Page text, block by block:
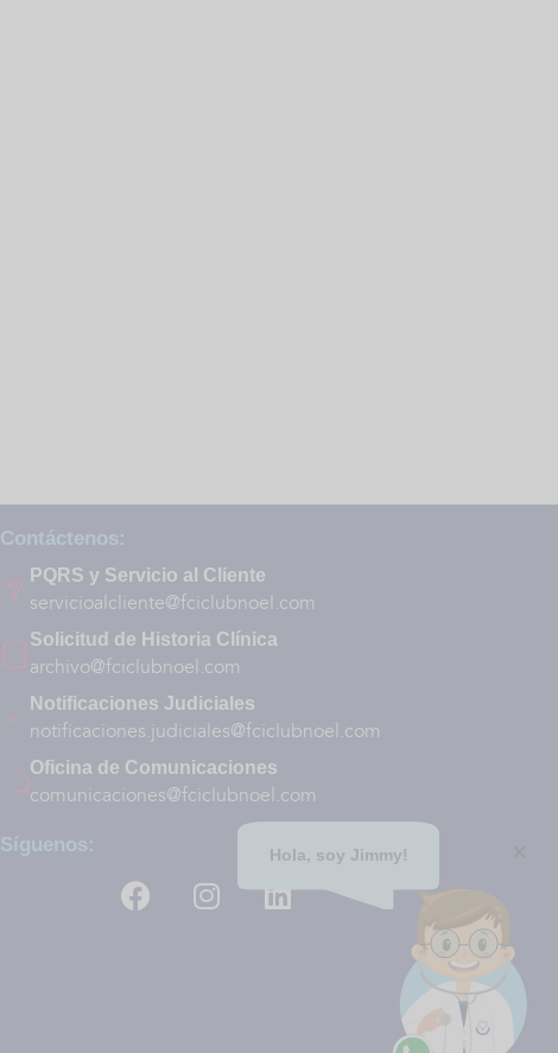
Hola, soy Jimmy!
Contáctenos:
PQRS y Servicio al Cliente
servicioalcliente@fciclubnoel.com
Solicitud de Historia Clínica
archivo@fciclubnoel.com
Notificaciones Judiciales
notificaciones.judiciales@fciclubnoel.com
Oficina de Comunicaciones
comunicaciones@fciclubnoel.com
Síguenos: